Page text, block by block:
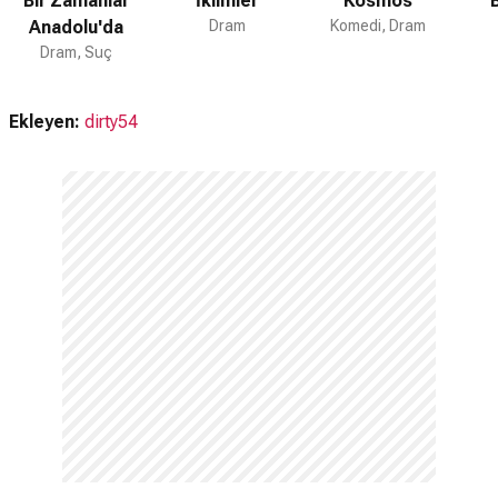
Anadolu'da
Dram, Suç
Dram Komedi, Dram
Ekleyen: dirty54